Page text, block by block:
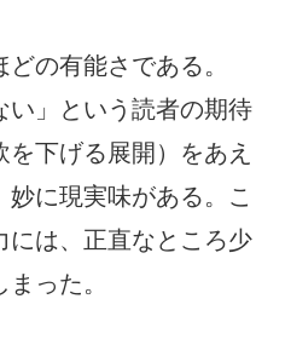
の有能さである。
い」という読者の期待
を下げる展開）をあえ
に現実味がある。こ
には、正直なところ少
った。